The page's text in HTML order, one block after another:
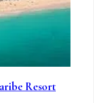
Resort